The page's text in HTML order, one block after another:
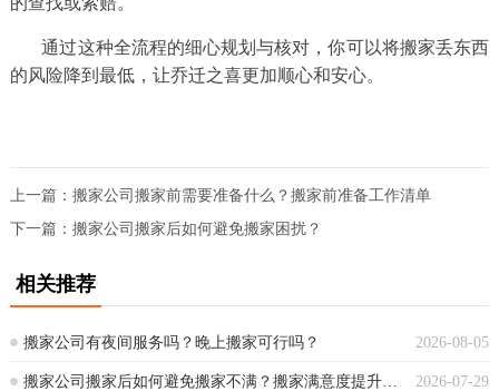
通过这种全流程的细心规划与核对，你可以将搬家丢东西
的风险降到最低，让乔迁之喜更加顺心和安心。
上一篇： 搬家公司搬家前需要准备什么？搬家前准备工作清单
下一篇： 搬家公司搬家后如何避免搬家困扰？
相关推荐
2026-08-05
搬家公司有夜间服务吗？晚上搬家可行吗？
2026-07-29
搬家公司搬家后如何避免搬家不满？搬家满意度提升指南